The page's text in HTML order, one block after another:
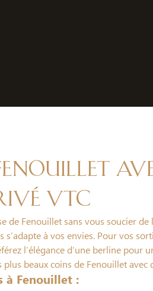
VTC
de Fenouillet sans vous soucier
à vos envies. Pour vos
l’élégance d’une berline pour
beaux coins de Fenouillet
à Fenouillet :